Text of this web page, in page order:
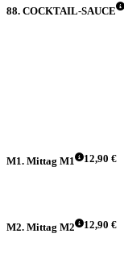
88. COCKTAIL-SAUCE
M1. Mittag M1 12,90 €
M2. Mittag M2 12,90 €